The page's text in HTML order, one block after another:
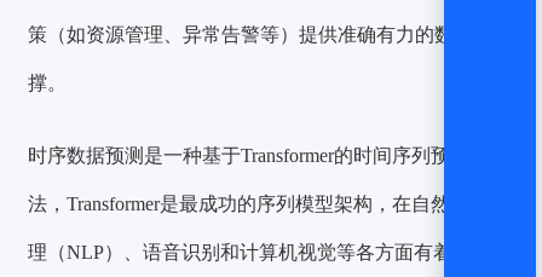
策（如资源管理、异常告警等）提供准确有力的数据支
撑。
时序数据预测 是一种基于Transformer的时间序列预测方
法，Transformer是最成功的序列模型架构，在自然语言处
理（NLP）、语音识别和计算机视觉等各方面有着非常显